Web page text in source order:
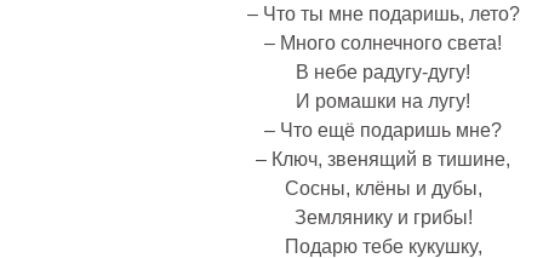
– Что ты мне подаришь, лето?
– Много солнечного света!
В небе pадyгy-дyгy!
И ромашки на лyгy!
– Что ещё подаришь мне?
– Ключ, звенящий в тишине,
Сосны, клёны и дубы,
Землянику и грибы!
Подарю тебе кyкyшкy,